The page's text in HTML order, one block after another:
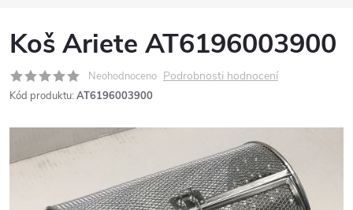
Koš Ariete AT6196003900
Neohodnoceno Podrobnosti hodnocení
Kód produktu: AT6196003900